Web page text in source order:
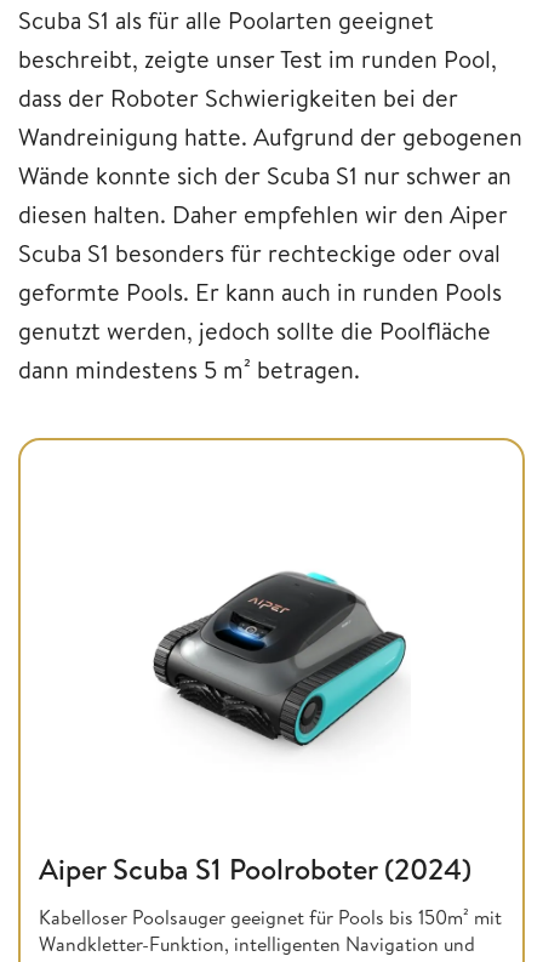
Scuba S1 als für alle Poolarten geeignet
beschreibt, zeigte unser Test im runden Pool,
dass der Roboter Schwierigkeiten bei der
Wandreinigung hatte. Aufgrund der gebogenen
Wände konnte sich der Scuba S1 nur schwer an
diesen halten. Daher empfehlen wir den Aiper
Scuba S1 besonders für rechteckige oder oval
geformte Pools. Er kann auch in runden Pools
genutzt werden, jedoch sollte die Poolfläche
dann mindestens 5 m² betragen.
Aiper Scuba S1 Poolroboter (2024)
Kabelloser Poolsauger geeignet für Pools bis 150m² mit
Wandkletter-Funktion, intelligenten Navigation und